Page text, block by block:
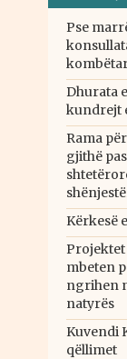
Pse
Dhurata
kundrejt
Rama
gjithë
Kërkesë
Projektet
mbeten
ngrihen
natyrës
Kuvendi
qëllimet